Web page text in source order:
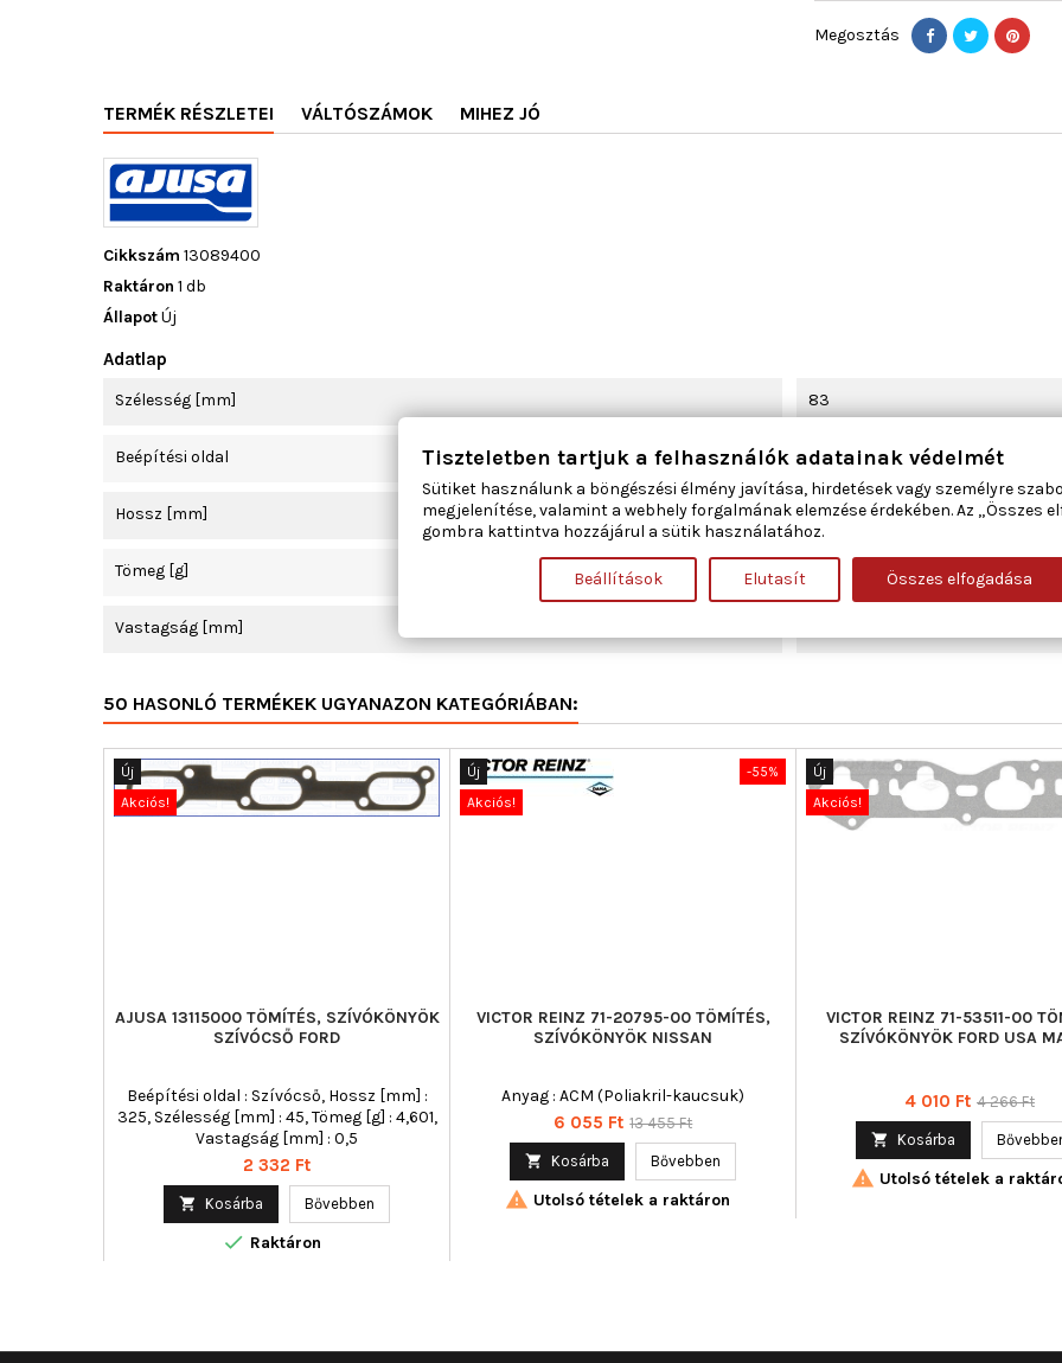
Megosztás
TERMÉK RÉSZLETEI VÁLTÓSZÁMOK MIHEZ JÓ
Cikkszám 13089400
Raktáron 1 db
ÁllapotÚj
Adatlap
Szélesség [mm] 83
Beépítési oldal Szívócső
Hossz [mm] 400
Tömeg [g]
Vastagság [mm]
50 HASONLÓ TERMÉKEK UGYANAZON KATEGÓRIÁBAN:
Új
Akciós!
AJUSA 13115000 TÖMÍTÉS, SZÍVÓKÖNYÖK
SZÍVÓCSŐ FORD
Beépítési oldal : Szívócső, Hossz [mm] :
325, Szélesség [mm] : 45, Tömeg [g] : 4,601,
Vastagság [mm] : 0,5
Ár
2 332 Ft
 Kosárba Bővebben
 Raktáron
-55%
Új
Akciós!
VICTOR REINZ 71-20795-00 TÖMÍTÉS,
SZÍVÓKÖNYÖK NISSAN
Anyag : ACM (Poliakril-kaucsuk)
Ár
6 055 Ft Normál
13 455 Ft
 Kosárba Bővebben
 Utolsó tételek a raktáron
Új
Akciós!
VICTOR REINZ 71-53511-00
SZÍVÓKÖNYÖK FORD USA
Ár
4 010 Ft Normál
4 266 Ft
 Kosárba
 Utolsó tételek a
Tiszteletben tartjuk a felhasználók adatainak védelmét
Sütiket használunk a böngészési élmény javítása, hirdetések vagy személyre
megjelenítése, valamint a webhely forgalmának elemzése érdekében. Az „Összes
gombra kattintva hozzájárul a sütik használatához.
Beállítások Elutasít Összes elfogadása